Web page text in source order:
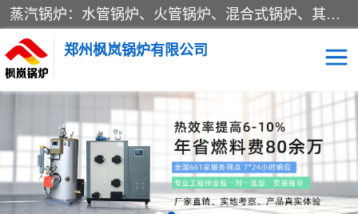
蒸汽锅炉：水管锅炉、火管锅炉、混合式锅炉、其他蒸汽锅炉； 热水锅炉：家用型集中供暖用热水锅炉、其他热水锅炉； 有机热载体锅炉； 船用蒸汽锅炉； （锅炉用辅助设备及装置）蒸汽冷凝器：表面冷凝器、混合式冷凝器、空冷式冷凝器、其他蒸汽冷凝器； 锅炉用辅助设备：节热器、蒸汽收集器、蓄能器、烟垢清除器、气体回收器、泥渣刮除器、空气预热器、其他锅炉用辅助设备；
郑州枫岚锅炉有限公司